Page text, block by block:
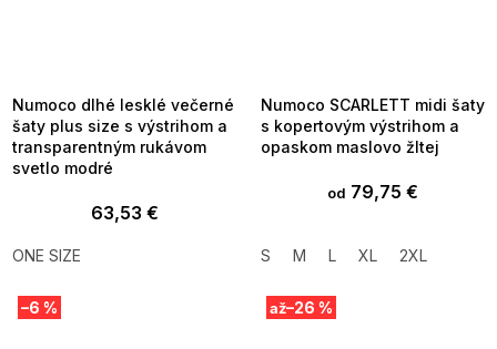
Numoco dlhé lesklé večerné
šaty plus size s výstrihom a
transparentným rukávom
svetlo modré
63,53 €
ONE SIZE
Numoco SCARLETT midi šaty
s kopertovým výstrihom a
opaskom maslovo žltej
od 79,75 €
S M L XL 2XL
–6 % až–26 %